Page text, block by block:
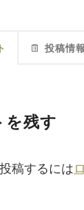
投稿情報
を残す
稿するには